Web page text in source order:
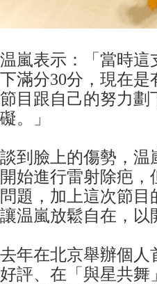
温嵐表示：「當時這
下滿分30分，現在
節目跟自己的努力劃
礙。」
談到臉上的傷勢，温
開始進行雷射除疤
問題，加上這次節
讓温嵐放鬆自在，以
去年在北京舉辦個人
好評、在「與星共